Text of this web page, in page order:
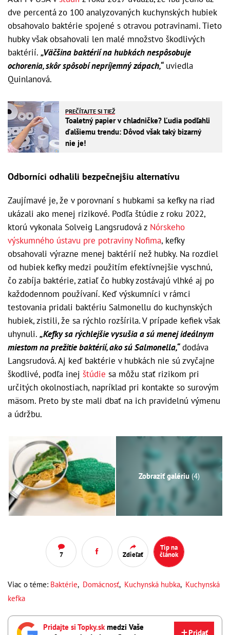
dve percentá zo 100 analyzovaných kuchynských hubiek
obsahovalo baktérie spojené s otravou potravinami. Tieto
hubky však obsahovali len malé množstvo škodlivých
baktérií. „Väčšina baktérií na hubkách nespôsobuje
ochorenia, skôr spôsobí nepríjemný zápach,“uviedla
Quinlanová.
PREČÍTAJTE SI TIEŽ
Toaletný papier v chladničke? Ľudia podľahli
ďalšiemu trendu: Dôvod však taký bizarný
nie je!
Odborníci odhalili bezpečnejšiu alternatívu
Zaujímavé je, že v porovnaní s hubkami sa kefky na riad
ukázali ako menej rizikové. Podľa štúdie z roku 2022,
ktorú vykonala Solveig Langsrudová z Nórskeho
výskumného ústavu pre potraviny Nofima, kefky
obsahovali výrazne menej baktérií než hubky. Na rozdiel
od hubiek kefky medzi použitím efektívnejšie vyschnú,
čo zabíja baktérie, zatiaľ čo hubky zostávajú vlhké aj po
každodennom používaní. Keď výskumníci v rámci
testovania pridali baktériu Salmonellu do kuchynských
hubiek, zistili, že sa rýchlo rozšírila. V prípade kefiek však
uhynuli. „Kefky sa rýchlejšie vysušia a sú menej ideálnym
miestom na prežitie baktérií, ako sú Salmonella,“dodáva
Langsrudová. Aj keď baktérie v hubkách nie sú zvyčajne
škodlivé, podľa inej štúdie sa môžu stať rizikom pri
určitých okolnostiach, napríklad pri kontakte so surovým
mäsom. Preto by ste mali dbať na ich pravidelnú výmenu
a údržbu.
Zobraziť galériu (4)
7 Zdieľať
Tip na
článok
Viac o téme: Baktérie, Domácnosť, Kuchynská hubka, Kuchynská
kefka
Pridajte si Topky.skmedzi Vaše
Pridať